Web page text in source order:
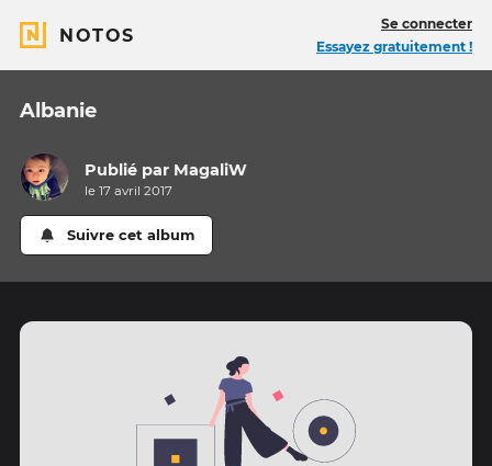
NOTOS
Se connecter
Essayez gratuitement !
Albanie
Publié par MagaliW
le 17 avril 2017
Suivre cet album